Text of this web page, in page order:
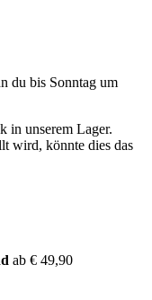
du bis Sonntag um
in unserem Lager.
wird, könnte dies das
ab € 49,90